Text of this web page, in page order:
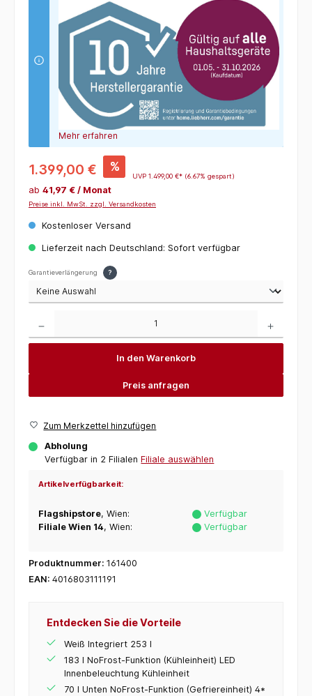
Mehr erfahren
1.399,00 € %
UVP 1.499,00 €* (6.67% gespart)
ab 41,97 € / Monat
Preise inkl. MwSt. zzgl. Versandkosten
Kostenloser Versand
Lieferzeit nach Deutschland: Sofort verfügbar
Garantieverlängerung ?
In den Warenkorb
Preis anfragen
Zum Merkzettel hinzufügen
Abholung
Verfügbar in 2 Filialen Filiale auswählen
Artikelverfügbarkeit:
Flagshipstore, Wien:
Verfügbar
Filiale Wien 14, Wien: Verfügbar
Produktnummer: 161400
EAN: 4016803111191
Entdecken Sie die Vorteile
Weiß Integriert 253 l
183 l NoFrost-Funktion (Kühleinheit) LED
Innenbeleuchtung Kühleinheit
70 l Unten NoFrost-Funktion (Gefriereinheit) 4*